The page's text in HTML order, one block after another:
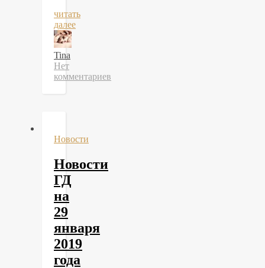
читать
далее
Tina
Нет
комментариев
Новости
Новости
ГД
на
29
января
2019
года